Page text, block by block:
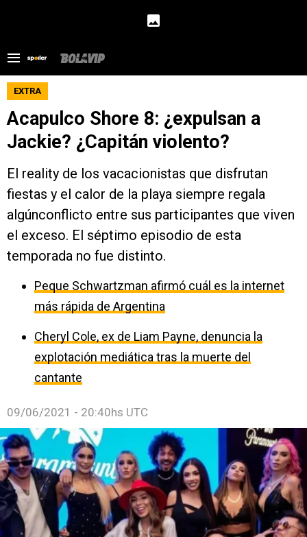
EXTRA
Acapulco Shore 8: ¿expulsan a
Jackie? ¿Capitán violento?
El reality de los vacacionistas que disfrutan
fiestas y el calor de la playa siempre regala
algúnconflicto entre sus participantes que viven
el exceso. El séptimo episodio de esta
temporada no fue distinto.
Peque Schwartzman afirmó cuál es la internet
más rápida de Argentina
Cheryl Cole, ex de Liam Payne, denuncia la
explotación mediática tras la muerte del
cantante
09/06/2021 - 20:40hs UTC